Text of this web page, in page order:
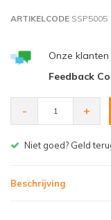
ARTIKELCODE SSP5005
Onze
Feedback
- +
Gratis bezorgen v.a.
Beschrijving